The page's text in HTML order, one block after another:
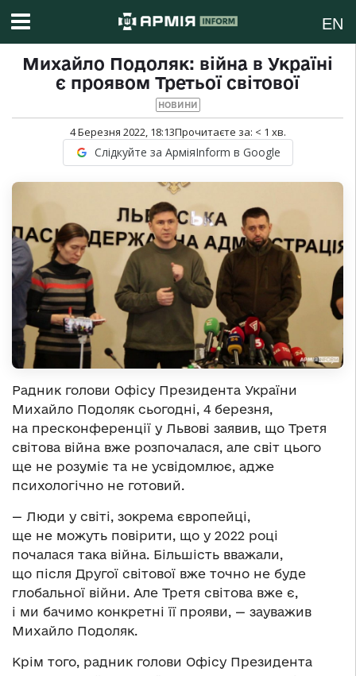
EN
Михайло Подоляк: війна в Україні
є проявом Третьої світової
НОВИНИ
4 Березня 2022, 18:13Прочитаєте за: < 1 хв.
Слідкуйте за АрміяInform в Google
Радник голови Офісу Президента України
Михайло Подоляк сьогодні, 4 березня,
на пресконференції у Львові заявив, що Третя
світова війна вже розпочалася, але світ цього
ще не розуміє та не усвідомлює, адже
психологічно не готовий.
— Люди у світі, зокрема європейці,
ще не можуть повірити, що у 2022 році
почалася така війна. Більшість вважали,
що після Другої світової вже точно не буде
глобальної війни. Але Третя світова вже є,
і ми бачимо конкретні її прояви, — зауважив
Михайло Подоляк.
Крім того, радник голови Офісу Президента